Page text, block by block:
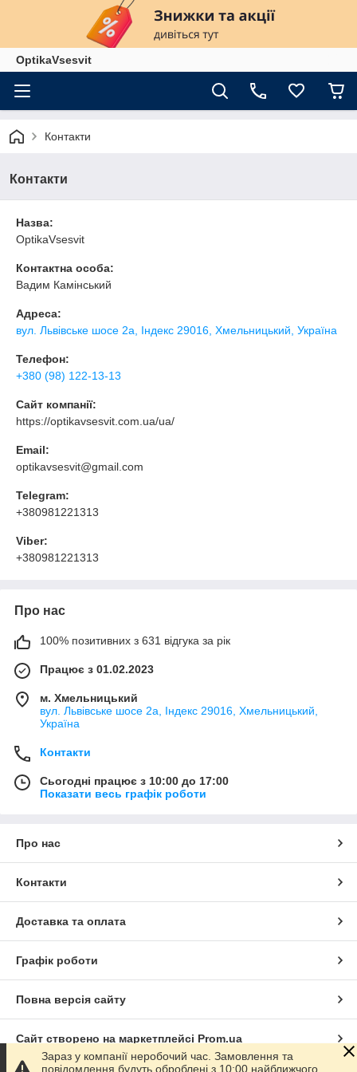
OptikaVsesvit
Контакти
Контакти
Назва:
OptikaVsesvit
Контактна особа:
Вадим Камінський
Адреса:
вул. Львівське шосе 2а, Індекс 29016, Хмельницький, Україна
Телефон:
+380 (98) 122-13-13
Сайт компанії:
https://optikavsesvit.com.ua/ua/
Email:
optikavsesvit@gmail.com
Telegram:
+380981221313
Viber:
+380981221313
Про нас
100% позитивних з 631 відгука за рік
Працює з 01.02.2023
м. Хмельницький
вул. Львівське шосе 2а, Індекс 29016, Хмельницький,
Україна
Контакти
Сьогодні працює з 10:00 до 17:00
Показати весь графік роботи
Про нас
Контакти
Доставка та оплата
Графік роботи
Повна версія сайту
Сайт створено на маркетплейсі Prom.ua
Зараз у компанії неробочий час. Замовлення та
повідомлення будуть оброблені з 10:00 найближчого